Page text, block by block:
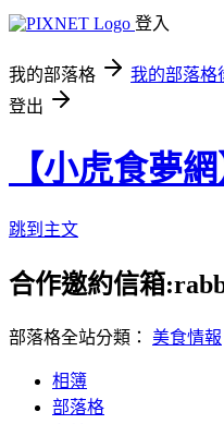
登入
我的部落格 我的部落格
登出
【小虎食夢
跳到主文
合作邀約信箱
部落格全站分類： 美食情報
相簿
部落格